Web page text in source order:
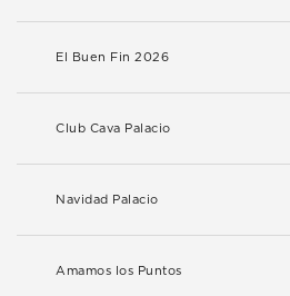
El Buen Fin 2026
Club Cava Palacio
Navidad Palacio
Amamos los Puntos